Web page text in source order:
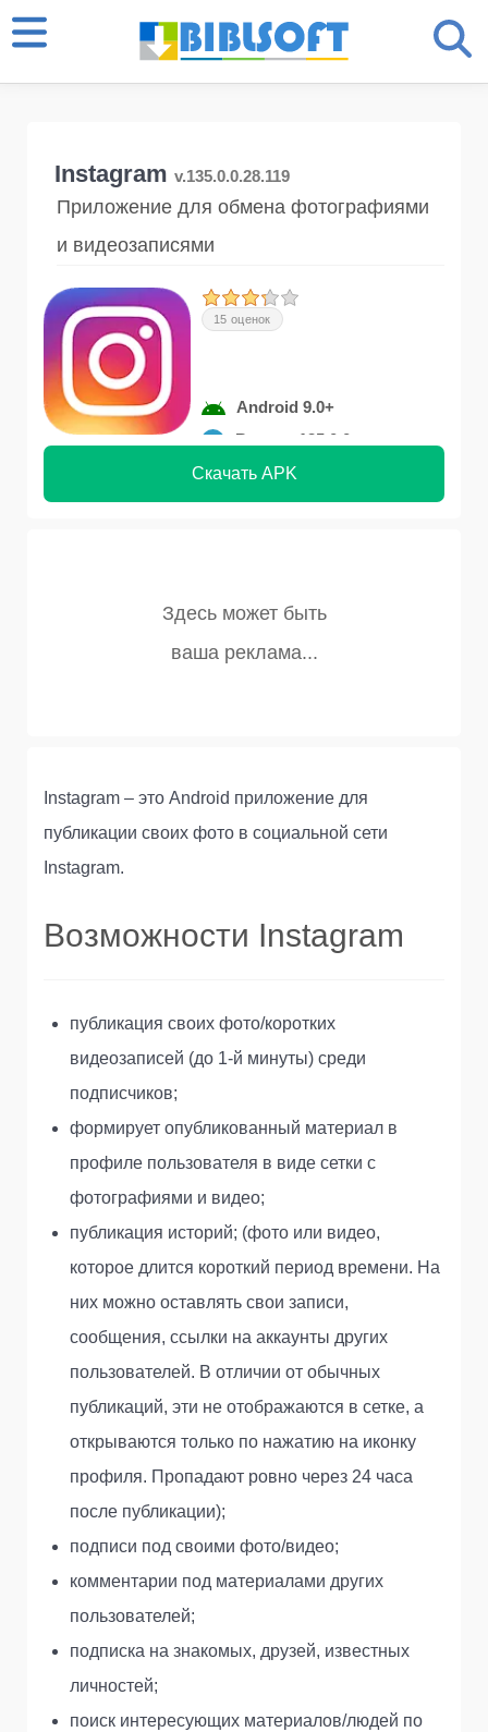
Instagram v.135.0.0.28.119
Приложение для обмена фотографиями
и видеозаписями
15 оценок
Android 9.0+
Версия 135.0.0
Скачать APK
Instagram – это Android приложение для
публикации своих фото в социальной сети
Instagram.
Возможности Instagram
публикация своих фото/коротких
видеозаписей (до 1-й минуты) среди
подписчиков;
формирует опубликованный материал в
профиле пользователя в виде сетки с
фотографиями и видео;
публикация историй; (фото или видео,
которое длится короткий период времени. На
них можно оставлять свои записи,
сообщения, ссылки на аккаунты других
пользователей. В отличии от обычных
публикаций, эти не отображаются в сетке, а
открываются только по нажатию на иконку
профиля. Пропадают ровно через 24 часа
после публикации);
подписи под своими фото/видео;
комментарии под материалами других
пользователей;
подписка на знакомых, друзей, известных
личностей;
поиск интересующих материалов/людей по